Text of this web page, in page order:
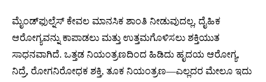
ಮೈಂಡ್‍ಫುಲ್ನೆಸ್ ಕೇವಲ ಮಾನಸಿಕ ಶಾಂತಿ ನೀಡುವುದಲ್ಲ, ದೈಹಿಕ
ಆರೋಗ್ಯವನ್ನು ಕಾಪಾಡಲು ಮತ್ತು ಉತ್ತಮಗೊಳಿಸಲು ಶಕ್ತಿಯುತ
ಸಾಧನವಾಗಿದೆ. ಒತ್ತಡ ನಿಯಂತ್ರಣದಿಂದ ಹಿಡಿದು ಹೃದಯ ಆರೋಗ್ಯ,
ನಿದ್ರೆ, ರೋಗನಿರೋಧಕ ಶಕ್ತಿ, ತೂಕ ನಿಯಂತ್ರಣ—ಎಲ್ಲದರ ಮೇಲೂ ಇದು